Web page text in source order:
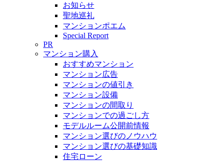
お知らせ
聖地巡礼
マンションポエム
Special Report
PR
マンション購入
おすすめマンション
マンション広告
マンションの値引き
マンション設備
マンションの間取り
マンションでの過ごし方
モデルルーム公開前情報
マンション選びのノウハウ
マンション選びの基礎知識
住宅ローン